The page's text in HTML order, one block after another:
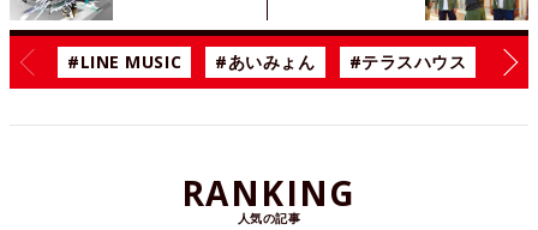
#LINE MUSIC #あいみょん #テラスハウス #
RANKING
人気の記事